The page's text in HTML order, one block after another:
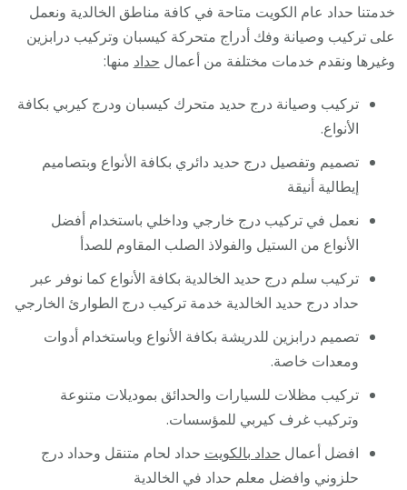
شباك
مظلات
خدمتنا حداد عام الكويت متاحة في كافة مناطق الخالدية ونعمل
على تركيب وصيانة وفك أدراج متحركة كيسبان وتركيب درابزين
وغيرها ونقدم خدمات مختلفة من أعمال حداد منها:
تركيب وصيانة درج حديد متحرك كيسبان ودرج كيربي بكافة
الأنواع.
تصميم وتفصيل درج حديد دائري بكافة الأنواع وبتصاميم
إيطالية أنيقة
نعمل في تركيب درج خارجي وداخلي باستخدام أفضل
الأنواع من الستيل والفولاذ الصلب المقاوم للصدأ
تركيب سلم درج حديد الخالدية بكافة الأنواع كما نوفر عبر
حداد درج حديد الخالدية خدمة تركيب درج الطوارئ الخارجي
تصميم درابزين للدريشة بكافة الأنواع وباستخدام أدوات
ومعدات خاصة.
تركيب مظلات للسيارات والحدائق بموديلات متنوعة
وتركيب غرف كيربي للمؤسسات.
افضل أعمال حداد بالكويت حداد لحام متنقل وحداد درج
حلزوني وافضل معلم حداد في الخالدية